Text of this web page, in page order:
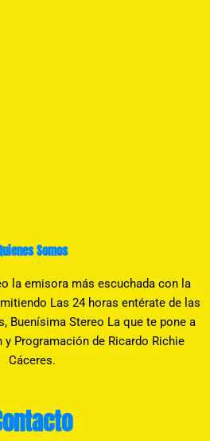
Somos
la emisora más escuchada con la
Las 24 horas entérate de las
Buenísima Stereo La que te pone a
y Programación de Ricardo Richie
Cáceres.